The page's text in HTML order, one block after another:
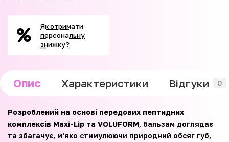
Як отримати
персональну
знижку?
Опис Характеристики Відгуки 0
Розроблений на основі передових пептидних
комплексів Maxi-Lip та VOLUFORM, бальзам доглядає
та збагачує, м'яко стимулюючи природний обсяг губ,